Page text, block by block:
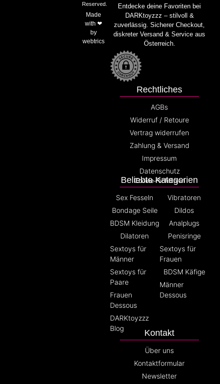
Entdecke deine Favoriten bei
DARKtoyzzz – stilvoll &
zuverlässig. Sicherer Checkout,
diskreter Versand & Service aus
Österreich.
Beliebte Kategorien
Sex Fesseln
Bondage Seile
BDSM Kleidung
Dilatoren
Sextoys für
Männer
Sextoys für
Paare
Frauen
Dessous
DARKtoyzzz
Blog
Vibratoren
Dildos
Analplugs
Penisringe
Sextoys für
Frauen
BDSM Käfige
Männer
Dessous
Rechtliches
AGBs
Widerruf / Retoure
Vertrag widerrufen
Zahlung & Versand
Impressum
Datenschutz
Cookie-Richtlinien
Kontakt
Über uns
Kontaktformular
Newsletter
Reserved.
Made
with ❤
by
webtrics